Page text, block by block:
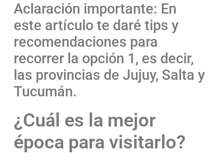
Aclaración importante: En
este artículo te daré tips y
recomendaciones para
recorrer la opción 1, es decir,
las provincias de Jujuy, Salta y
Tucumán.
¿Cuál es la mejor
época para visitarlo?